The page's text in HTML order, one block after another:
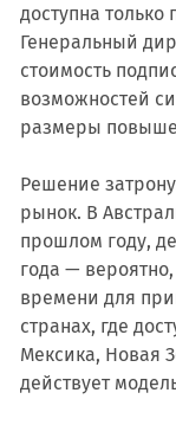
доступна только
Генеральный
стоимость
возможностей
размеры
Решение
рынок. В
прошлом году,
года —
времени для
странах, где
Мексика, Новая
действует